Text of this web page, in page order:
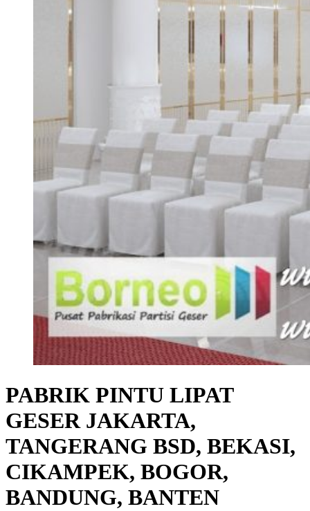
PABRIK PINTU LIPAT
GESER JAKARTA,
TANGERANG BSD, BEKASI,
CIKAMPEK, BOGOR,
BANDUNG, BANTEN